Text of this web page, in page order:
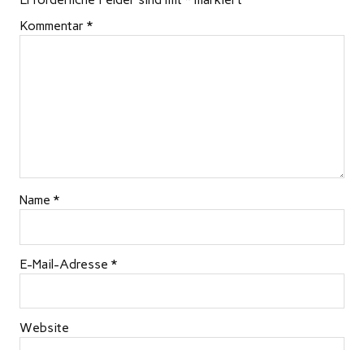
Kommentar *
Name *
E-Mail-Adresse *
Website